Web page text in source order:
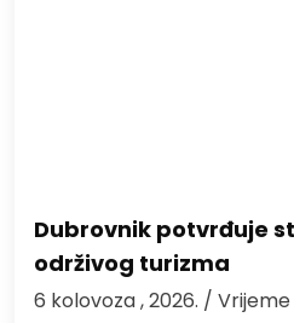
Dubrovnik potvrđuje
održivog turizma
6 kolovoza , 2026. / Vrijeme